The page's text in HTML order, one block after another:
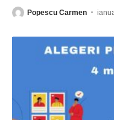
Popescu Carmen